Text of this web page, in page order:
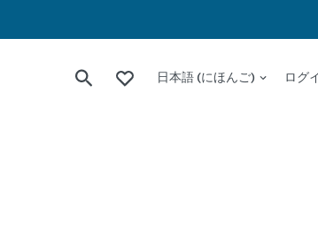
日本語 (にほんご) ログ